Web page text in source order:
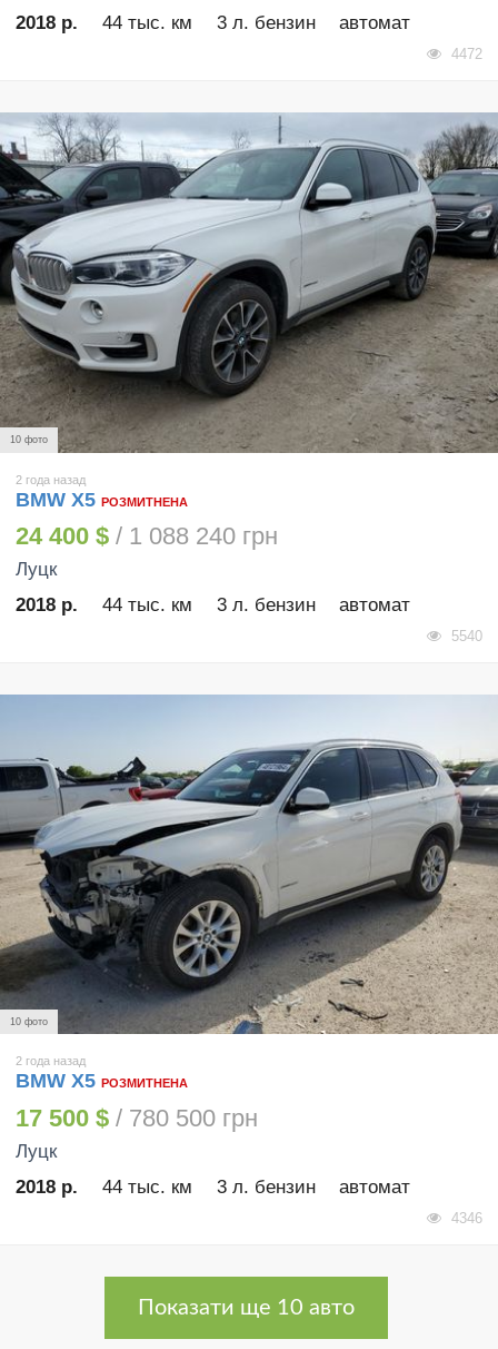
2018 р.
44 тыс. км 3 л. бензин автомат
4472
10 фото
2 года назад
BMW X5 РОЗМИТНЕНА
24 400 $ / 1 088 240 грн
Луцк
2018 р.
44 тыс. км 3 л. бензин автомат
5540
10 фото
2 года назад
BMW X5 РОЗМИТНЕНА
17 500 $ / 780 500 грн
Луцк
2018 р.
44 тыс. км 3 л. бензин автомат
4346
Показати ще 10 авто